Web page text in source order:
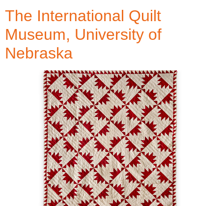
The International Quilt
Museum, University of
Nebraska